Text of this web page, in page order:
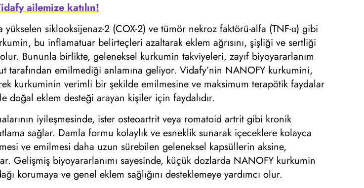
ailemize katılın!
siklooksijenaz-2 (COX-2) ve tümör nekroz faktörü-alfa (TNF-α) gibi
bu inflamatuar belirteçleri azaltarak eklem ağrısını, şişliği ve sertliği
Bununla birlikte, geleneksel kurkumin takviyeleri, zayıf biyoyararlanım
tarafından emilmediği anlamına geliyor. Vidafy’nin NANOFY kurkumini,
kurkuminin verimli bir şekilde emilmesine ve maksimum terapötik faydalar
doğal eklem desteği arayan kişiler için faydalıdır.
iyileşmesinde, ister osteoartrit veya romatoid artrit gibi kronik
sağlar. Damla formu kolaylık ve esneklik sunarak içeceklere kolayca
ve emilmesi daha uzun sürebilen geleneksel kapsüllerin aksine,
Gelişmiş biyoyararlanımı sayesinde, küçük dozlarda NANOFY kurkumin
korumaya ve genel eklem sağlığını desteklemeye yardımcı olur.